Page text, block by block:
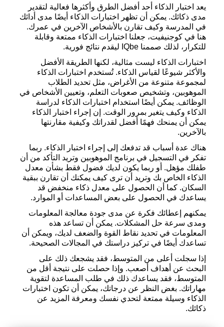
يعد اختبار الذكاء أحد أفضل الطرق وأكثرها فعالية لتقدير
مدى ذكائك. يمكن أن تظهر اختبارات الذكاء أيضًا مدى أدائك
في المدرسة وكيف تقارن بالأشخاص الآخرين في عمرك.
هنا في كوجنيفيت، جعلنا اختبارات الذكاء ممتعة وقابلة
للتكرار، لذلك صممنا IQbe ليقدم نتائج فورية.
اختبارات الذكاء ليست مثالية، لكنها الطريقة الأفضل
والأكثر شيوعًا لقياس الذكاء. تُستخدم اختبارات الذكاء
لمجموعة متنوعة من الأغراض، مثل تحديد الطلاب
الموهوبين، وتشخيص صعوبات التعلم، وتعيين الأشخاص في
الوظائف. يمكن أيضًا استخدام اختبارات الذكاء لدراسة
الذكاء وكيف يتغير بمرور الوقت. إن إجراء اختبار الذكاء
يمكن أن يمنحك فهمًا أفضل لقدراتك وكيفية مقارنتها
بالآخرين.
هناك عدة أسباب قد تدفعك إلى إجراء اختبار الذكاء. ربما
تفكر في التسجيل في برنامج الموهوبين وتريد التأكد من أن
طفلك مؤهل. أو ربما يكون لديك فضول فقط بشأن معدل
الذكاء الخاص بك وتريد أن ترى كيف يمكنك أن تقارن ببقية
السكان. كما أن الحصول على معدل ذكاء منخفض قد
يساعدك في الحصول على بعض المساعدات أو الموارد.
يمكنهم إعطائك فكرة عن مدى جودة معالجة المعلومات
ومدى سرعة حل المشكلات. يمكن أن تساعد هذه
المعلومات في تحديد نقاط القوة والضعف لديك، ويمكن أن
تساعدك أيضًا في تركيز دراستك في المجالات الصحيحة.
إذا سجلت أعلى من المتوسط، فقد يشجعك ذلك على
البحث عن أهداف أصعب. وإذا حصلت على نتيجة أقل من
المتوسط، فقد يساعدك ذلك في طلب المساعدة لتقوية
مهاراتك. بغض النظر عن درجاتك، يمكن أن تكون اختبارات
الذكاء وسيلة ممتعة لتحدي نفسك ومعرفة المزيد عن
ذكائك.